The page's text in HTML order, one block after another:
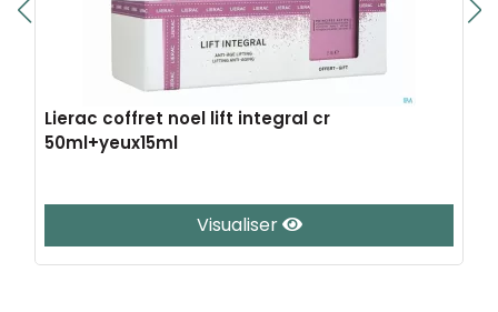
Lierac coffret noel lift integral cr
50ml+yeux15ml
Visualiser